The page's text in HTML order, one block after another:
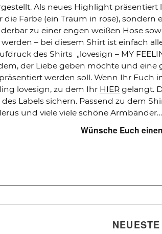
Als neues Highlight
Farbe (ein Traum in rose),
zu einer engen weißen Hose
– bei diesem Shirt ist einfach
des Shirts „lovesign – MY
der Liebe geben möchte und
werden soll. Wenn Ihr Euch
lovesign, zu dem Ihr HIERgelangt.
Labels sichern. Passend zu dem
und viele viele schöne Armbänder…
Wünsche Euch